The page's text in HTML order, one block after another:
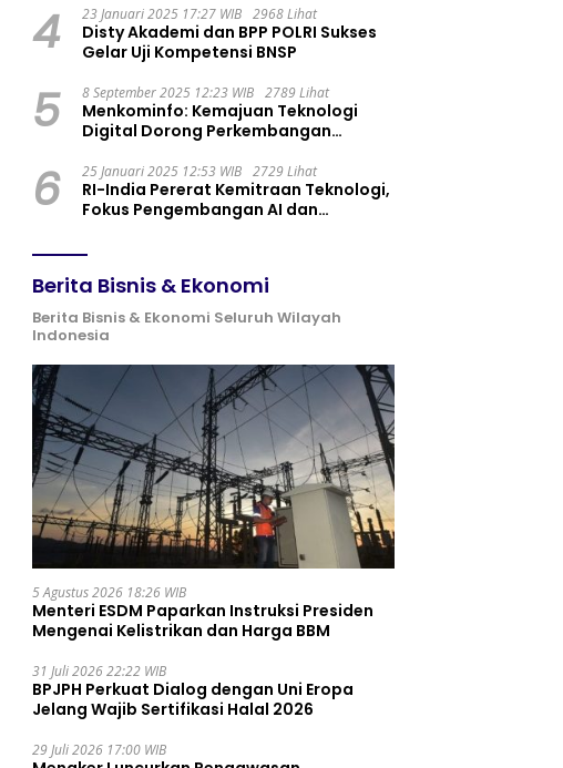
4 23 Januari 2025 17:27 WIB 2968 Lihat
Disty Akademi dan BPP POLRI Sukses
Gelar Uji Kompetensi BNSP
5 8 September 2025 12:23 WIB 2789 Lihat
Menkominfo: Kemajuan Teknologi
Digital Dorong Perkembangan
6 25 Januari 2025 12:53 WIB 2729 Lihat
RI-India Pererat Kemitraan Teknologi,
Fokus Pengembangan AI dan
Berita Bisnis & Ekonomi
Berita Bisnis & Ekonomi Seluruh Wilayah
Indonesia
5 Agustus 2026 18:26 WIB
Menteri ESDM Paparkan Instruksi Presiden
Mengenai Kelistrikan dan Harga BBM
31 Juli 2026 22:22 WIB
BPJPH Perkuat Dialog dengan Uni Eropa
Jelang Wajib Sertifikasi Halal 2026
29 Juli 2026 17:00 WIB